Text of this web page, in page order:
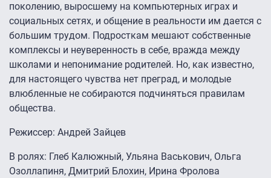
поколению, выросшему на компьютерных играх и
социальных сетях, и общение в реальности им дается с
большим трудом. Подросткам мешают собственные
комплексы и неуверенность в себе, вражда между
школами и непонимание родителей. Но, как известно,
для настоящего чувства нет преград, и молодые
влюбленные не собираются подчиняться правилам
общества.
Режиссер: Андрей Зайцев
В ролях: Глеб Калюжный, Ульяна Васькович, Ольга
Озоллапиня, Дмитрий Блохин, Ирина Фролова